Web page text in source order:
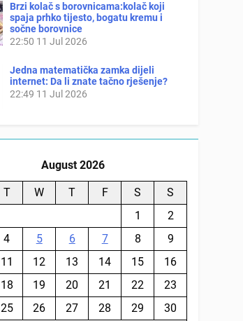
Brzi kolač s borovnicama:kolač koji
spaja prhko tijesto, bogatu kremu i
sočne borovnice
22:50 11 Jul 2026
Jedna matematička zamka dijeli
internet: Da li znate tačno rješenje?
22:49 11 Jul 2026
August 2026
T W T F S
S
1
2
4 5 6 7 8
9
11 12 13 14 15
16
18 19 20 21 22
23
25 26 27 28 29 30